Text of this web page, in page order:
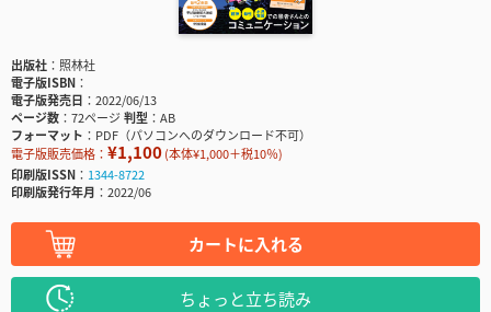
出版社
照林社
電子版ISBN
電子版発売日
2022/06/13
ページ数
72ページ判型
AB
フォーマット
PDF（パソコンへのダウンロード不可）
電子版販売価格： ¥1,100(本体¥1,000＋税10％)
印刷版ISSN
1344-8722
印刷版発行年月
2022/06
カートに入れる
ちょっと立ち読み